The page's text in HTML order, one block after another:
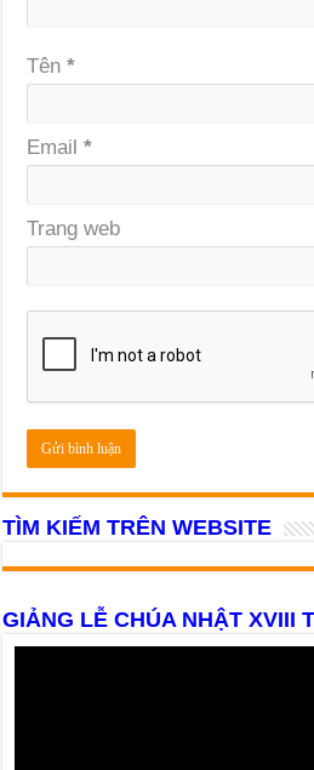
Tên*
Email*
Trang web
TÌM KIẾM TRÊN WEBSITE
GIẢNG LỄ CHÚA NHẬT XVIII